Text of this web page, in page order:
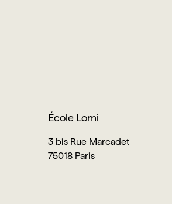
École Lomi
3 bis Rue Marcadet
75018 Paris